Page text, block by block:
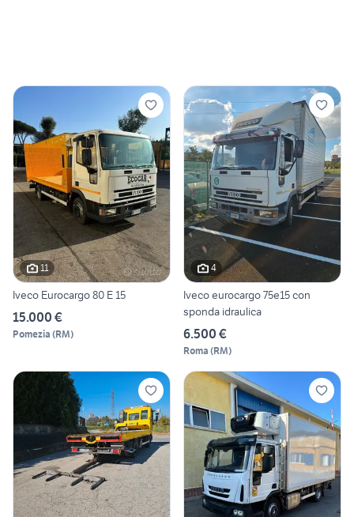
11
Iveco Eurocargo 80 E 15
15.000 €
Pomezia (RM)
4
Iveco eurocargo 75e15 con
sponda idraulica
6.500 €
Roma (RM)